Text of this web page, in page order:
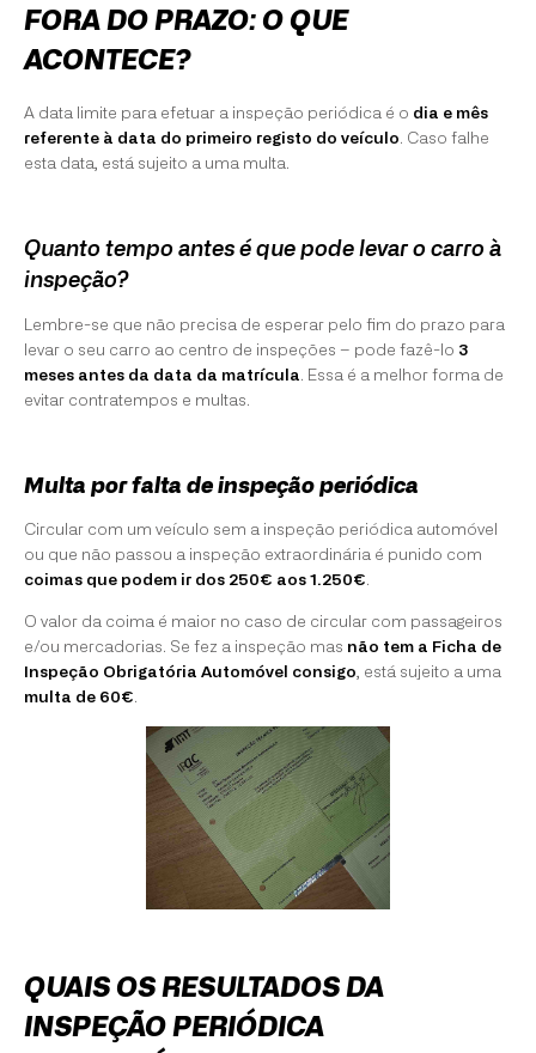
FORA DO PRAZO: O QUE
ACONTECE?
A data limite para efetuar a inspeção periódica é o dia e mês
referente à data do primeiro registo do veículo. Caso falhe
esta data, está sujeito a uma multa.
Quanto tempo antes é que pode levar o carro à
inspeção?
Lembre-se que não precisa de esperar pelo fim do prazo para
levar o seu carro ao centro de inspeções – pode fazê-lo 3
meses antes da data da matrícula . Essa é a melhor forma de
evitar contratempos e multas.
Multa por falta de inspeção periódica
Circular com um veículo sem a inspeção periódica automóvel
ou que não passou a inspeção extraordinária é punido com
coimas que podem ir dos 250€ aos 1.250€.
O valor da coima é maior no caso de circular com passageiros
e/ou mercadorias. Se fez a inspeção mas não tem a Ficha de
Inspeção Obrigatória Automóvel consigo, está sujeito a uma
multa de 60€
QUAIS OS RESULTADOS DA
INSPEÇÃO PERIÓDICA